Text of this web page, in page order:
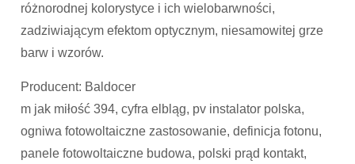
różnorodnej kolorystyce i ich wielobarwności,
zadziwiającym efektom optycznym, niesamowitej grze
barw i wzorów.
Producent: Baldocer
m jak miłość 394, cyfra elbląg, pv instalator polska,
ogniwa fotowoltaiczne zastosowanie, definicja fotonu,
panele fotowoltaiczne budowa, polski prąd kontakt,